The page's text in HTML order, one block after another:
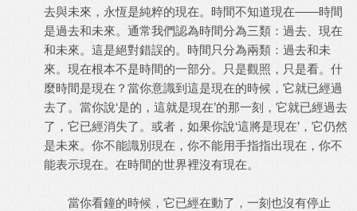
去與未來，永恆是純粹的現在。時間不知道現在——時間
是過去和未來。通常我們認為時間分為三類：過去、現在
和未來。這是絕對錯誤的。時間只分為兩類：過去和未
來。現在根本不是時間的一部分。只是觀照，只是看。什
麼時間是現在？當你意識到這是現在的時候，它就已經過
去了。當你說‘是的，這就是現在’的那一刻，它就已經過去
了，它已經消失了。或者，如果你說‘這將是現在’，它仍然
是未來。你不能識別現在，你不能用手指指出現在，你不
能表示現在。在時間的世界裡沒有現在。
當你看鐘的時候，它已經在動了，一刻也沒有停止